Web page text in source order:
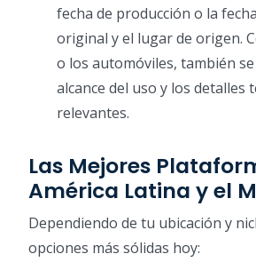
fecha de producción o la
original y el lugar de origen.
o los automóviles, también
alcance del uso y los detalles
relevantes.
Las Mejores
América Latina y el
Dependiendo de tu ubicación y
opciones más sólidas hoy: